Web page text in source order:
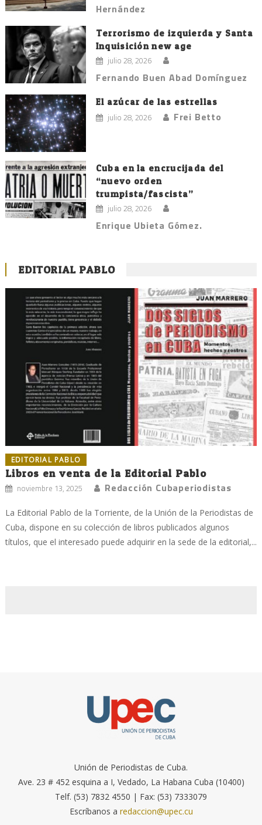
Hernández
Terrorismo de izquierda y Santa
Inquisición new age
julio 28, 2026
Fernando Buen Abad Domínguez
El azúcar de las estrellas
julio 28, 2026 Frei Betto
Cuba en la encrucijada del
“nuevo orden
trumpista/fascista”
julio 28, 2026
Enrique Ubieta Gómez.
EDITORIAL PABLO
EDITORIAL PABLO
Libros en venta de la Editorial Pablo
noviembre 13, 2025 Redacción Cubaperiodistas
La Editorial Pablo de la Torriente, de la Unión de la Periodistas de
Cuba, dispone en su colección de libros publicados algunos
títulos, que el interesado puede adquirir en la sede de la editorial,...
Unión de Periodistas de Cuba.
Ave. 23 # 452 esquina a I, Vedado, La Habana Cuba (10400)
Telf. (53) 7832 4550 | Fax: (53) 7333079
Escríbanos a redaccion@upec.cu